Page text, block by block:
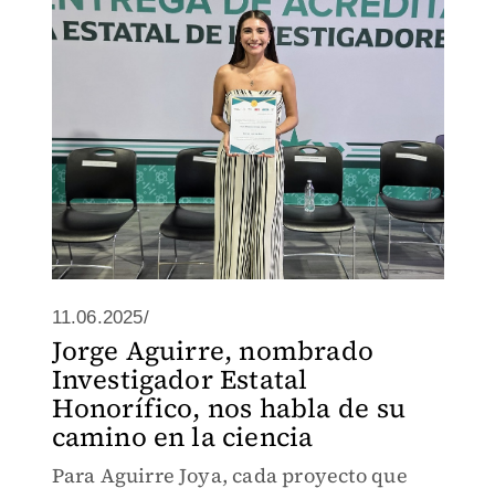
11.06.2025/
Jorge Aguirre, nombrado
Investigador Estatal
Honorífico, nos habla de su
camino en la ciencia
Para Aguirre Joya, cada proyecto que